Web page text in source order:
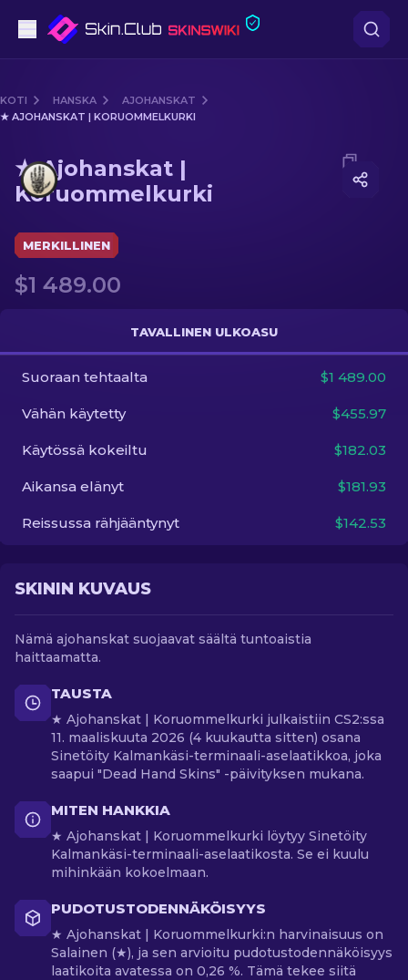
Keskitaso
Kivääri
Veitset
Laatikot
FI
KOTI HANSKA
AJOHANSKAT
★ AJOHANSKAT | KORUOMMELKURKI
Media of ★ Ajohanskat | Koruommelkurki
★ Ajohanskat |
Koruommelkurki
MERKILLINEN
$1 489.00
TAVALLINEN ULKOASU
Suoraan tehtaalta $1 489.00
Vähän käytetty $455.97
Käytössä kokeiltu $182.03
Aikansa elänyt $181.93
Reissussa rähjääntynyt $142.53
SKININ KUVAUS
Nämä ajohanskat suojaavat säältä tuntoaistia
haittaamatta.
TAUSTA
★ Ajohanskat | Koruommelkurki julkaistiin CS2:ssa
11. maaliskuuta 2026 (4 kuukautta sitten) osana
Sinetöity Kalmankäsi-terminaali-aselaatikkoa, joka
saapui "Dead Hand Skins" -päivityksen mukana.
MITEN HANKKIA
★ Ajohanskat | Koruommelkurki löytyy Sinetöity
Kalmankäsi-terminaali-aselaatikosta. Se ei kuulu
mihinkään kokoelmaan.
PUDOTUSTODENNÄKÖISYYS
★ Ajohanskat | Koruommelkurki:n harvinaisuus on
Salainen (★), ja sen arvioitu pudotustodennäköisyys
laatikoita avatessa on 0,26 %. Tämä tekee siitä